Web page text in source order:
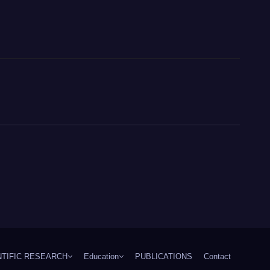
RESEARCH Education PUBLICATIONS Contact